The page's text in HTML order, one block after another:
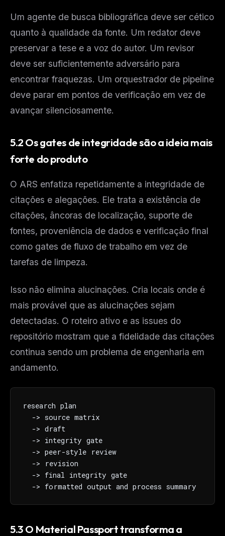
Um agente de busca bibliográfica deve ser cético
quanto à qualidade da fonte. Um redator deve
preservar a tese e a voz do autor. Um revisor
deve ser suficientemente adversário para
encontrar fraquezas. Um orquestrador de pipeline
deve parar em pontos de verificação em vez de
avançar silenciosamente.
5.2 Os gates de integridade são a ideia mais
forte do produto
O ARS enfatiza repetidamente a integridade de
citações e alegações. Ele trata a existência de
citações, âncoras de localização, suporte de
fontes, proveniência de dados e verificação final
como gates de fluxo de trabalho em vez de
tarefas de limpeza.
Isso não elimina alucinações. Cria locais onde é
mais provável que as alucinações sejam
detectadas. O roteiro ativo e as issues do
repositório mostram que a fidelidade das citações
continua sendo um problema de engenharia em
andamento.
research plan
  -> formatted output and process summary
5.3 O Material Passport transforma a